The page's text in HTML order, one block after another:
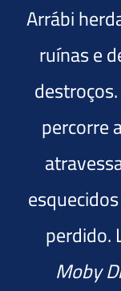
Arrábi
ruínas e
percorre
perdido.
Moby